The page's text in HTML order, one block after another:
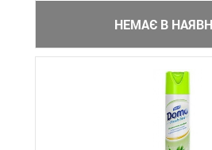
НЕМАЄ В